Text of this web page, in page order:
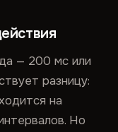
— 200 мс или
разницу:
на
Но